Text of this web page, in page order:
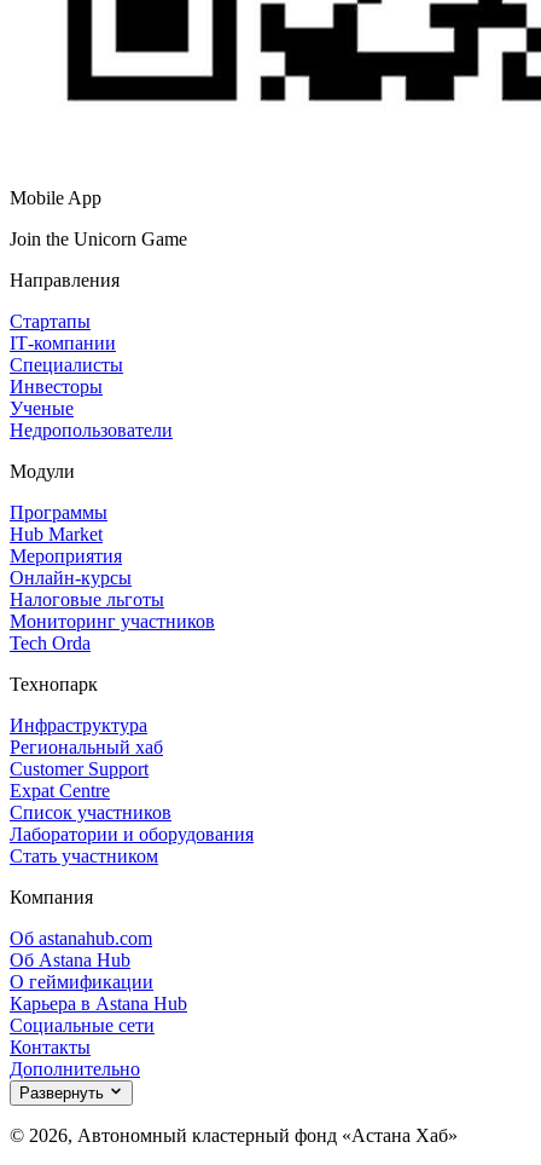
Mobile App
Join the Unicorn Game
Направления
Стартапы
IT‑компании
Специалисты
Инвесторы
Ученые
Недропользователи
Модули
Программы
Hub Market
Мероприятия
Онлайн‑курсы
Налоговые льготы
Мониторинг участников
Tech Orda
Технопарк
Инфраструктура
Региональный хаб
Customer Support
Expat Centre
Список участников
Лаборатории и оборудования
Стать участником
Компания
Об astanahub.com
Об Astana Hub
О геймификации
Карьера в Astana Hub
Социальные сети
Контакты
Дополнительно
Развернуть
© 2026, Автономный кластерный фонд «Астана Хаб»